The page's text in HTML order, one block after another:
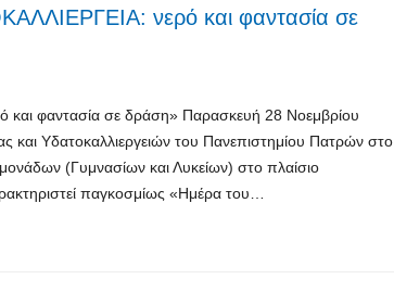
νερό και φαντασία σε
φαντασία σε δράση» Παρασκευή 28 Νοεμβρίου
Υδατοκαλλιεργειών του Πανεπιστημίου Πατρών στο
(Γυμνασίων και Λυκείων) στο πλαίσιο
παγκοσμίως «Ημέρα του…